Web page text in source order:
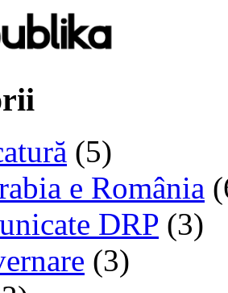
(5)
e România
DRP (3)
(3)